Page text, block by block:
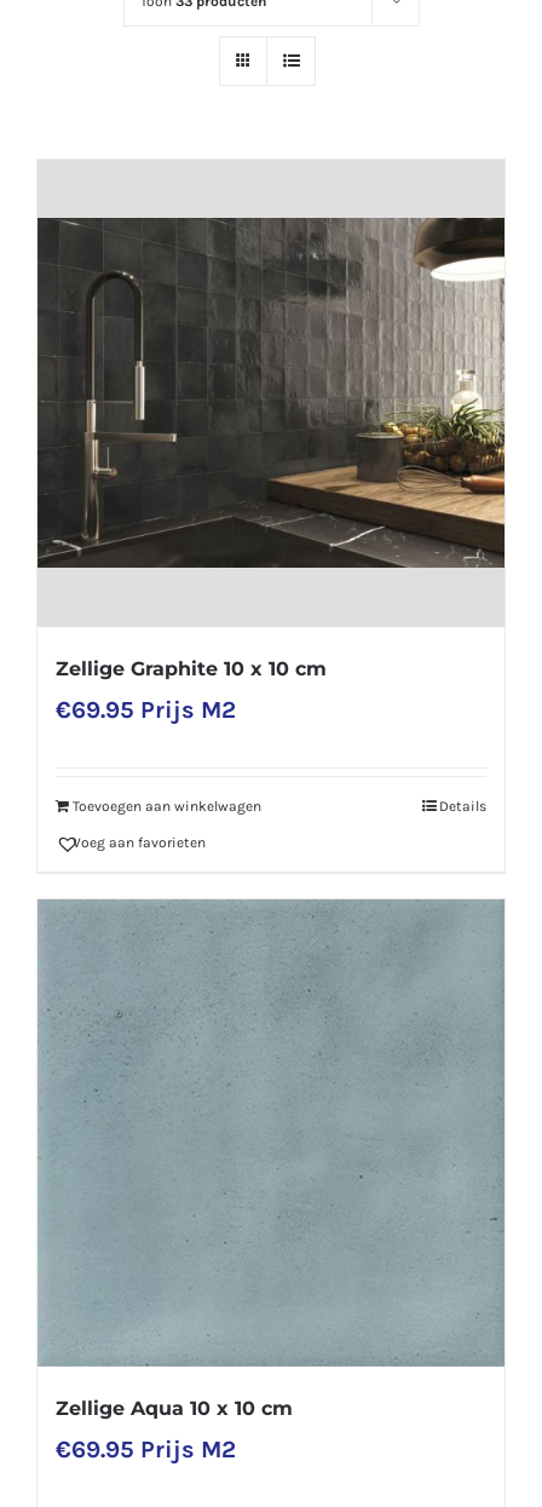
Zellige Graphite 10 x 10 cm
€69.95 Prijs M2
Toevoegen aan winkelwagen Details
Voeg aan favorieten
Zellige Aqua 10 x 10 cm
€69.95 Prijs M2